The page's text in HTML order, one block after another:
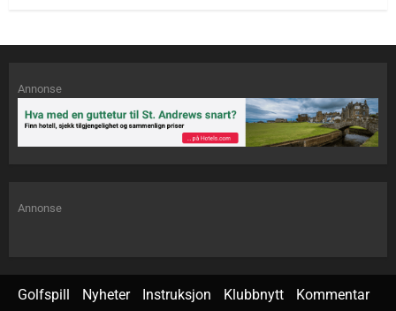
Annonse
Annonse
Golfspill Nyheter Instruksjon Klubbnytt
Kommentar